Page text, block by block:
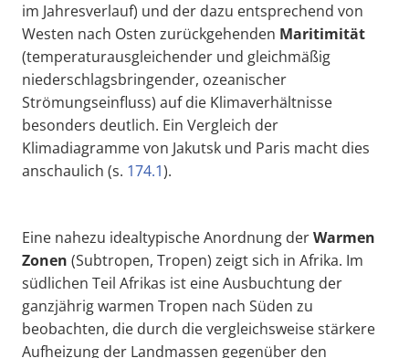
im Jahresverlauf) und der dazu entsprechend von
Westen nach Osten zurückgehenden Maritimität
(temperaturausgleichender und gleichmäßig
niederschlagsbringender, ozeanischer
Strömungseinfluss) auf die Klimaverhältnisse
besonders deutlich. Ein Vergleich der
Klimadiagramme von Jakutsk und Paris macht dies
anschaulich (s. 174.1).
Eine nahezu idealtypische Anordnung derWarmen
Zonen (Subtropen, Tropen) zeigt sich in Afrika. Im
südlichen Teil Afrikas ist eine Ausbuchtung der
ganzjährig warmen Tropen nach Süden zu
beobachten, die durch die vergleichsweise stärkere
Aufheizung der Landmassen gegenüber den